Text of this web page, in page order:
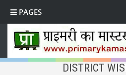
PAGES
DISTRICT